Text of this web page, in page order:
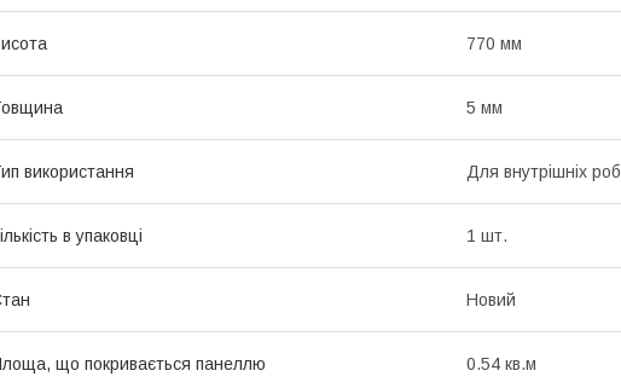
770 мм
5 мм
використання Для внутрішніх
в упаковці 1 шт.
Новий
що покривається панеллю 0.54 кв.м